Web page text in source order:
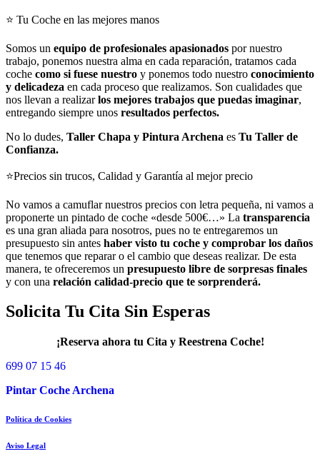
⭐ Tu Coche en las mejores manos
Somos un equipo de profesionales apasionados por nuestro
trabajo, ponemos nuestra alma en cada reparación, tratamos cada
coche como si fuese nuestro y ponemos todo nuestro conocimiento
y delicadeza en cada proceso que realizamos. Son cualidades que
nos llevan a realizarlos mejores trabajos que puedas imaginar,
entregando siempre unos resultados perfectos.
No lo dudes, Taller Chapa y Pintura Archena es Tu Taller de
Confianza.
⭐Precios sin trucos, Calidad y Garantía al mejor precio
No vamos a camuflar nuestros precios con letra pequeña, ni vamos a
proponerte un pintado de coche «desde 500€…» La transparencia
es una gran aliada para nosotros, pues no te entregaremos un
presupuesto sin antes haber visto tu coche y comprobar los daños
que tenemos que reparar o el cambio que deseas realizar. De esta
manera, te ofreceremos un presupuesto libre de sorpresas finales
y con una relación calidad-precio que te sorprenderá.
Solicita Tu Cita Sin Esperas
¡Reserva ahora tu Cita y Reestrena Coche!
699 07 15 46
Pintar Coche Archena
Política de Cookies
Aviso Legal